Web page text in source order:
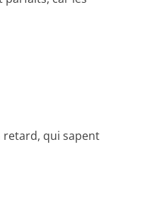
retard, qui sapent